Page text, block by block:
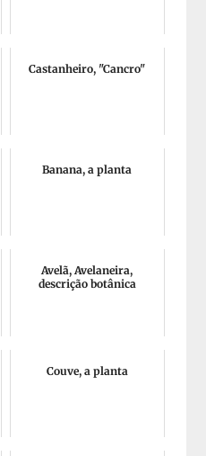
Castanheiro, "Cancro"
Banana, a planta
Avelã, Avelaneira,
descrição botânica
Couve, a planta